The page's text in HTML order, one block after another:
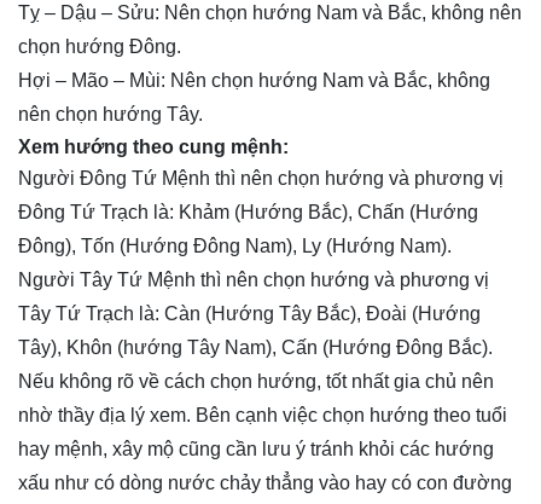
Tỵ – Dậu – Sửu: Nên chọn hướng Nam và Bắc, không nên
chọn hướng Đông.
Hợi – Mão – Mùi: Nên chọn hướng Nam và Bắc, không
nên chọn hướng Tây.
Xem hướng theo cung mệnh:
Người Đông Tứ Mệnh thì nên chọn hướng và phương vị
Đông Tứ Trạch là: Khảm (Hướng Bắc), Chấn (Hướng
Đông), Tốn (Hướng Đông Nam), Ly (Hướng Nam).
Người Tây Tứ Mệnh thì nên chọn hướng và phương vị
Tây Tứ Trạch là: Càn (Hướng Tây Bắc), Đoài (Hướng
Tây), Khôn (hướng Tây Nam), Cấn (Hướng Đông Bắc).
Nếu không rõ về cách chọn hướng, tốt nhất gia chủ nên
nhờ thầy địa lý xem. Bên cạnh việc chọn hướng theo tuổi
hay mệnh, xây mộ cũng cần lưu ý tránh khỏi các hướng
xấu như có dòng nước chảy thẳng vào hay có con đường